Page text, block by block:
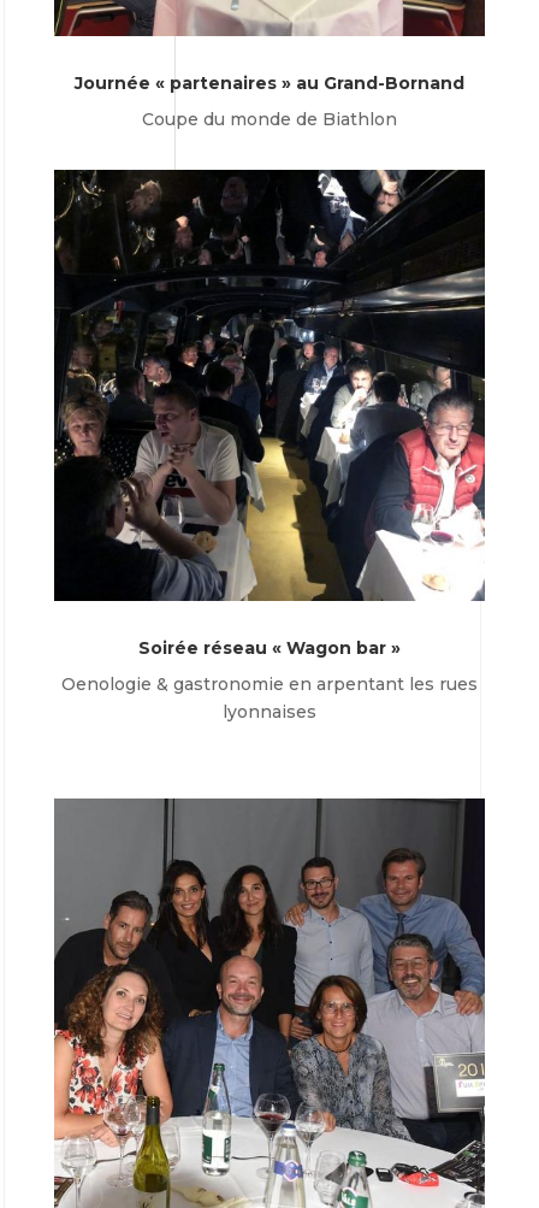
Journée « partenaires » au Grand-Bornand
Coupe du monde de Biathlon
Soirée réseau « Wagon bar »
Oenologie & gastronomie en arpentant les rues
lyonnaises